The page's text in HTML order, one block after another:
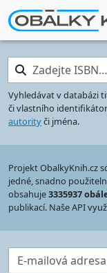
Zadejte ISBN…
Vyhledávat v databázi
či vlastního
autorityči jména.
Projekt ObalkyKnih.cz
jedné, snadno
obsahuje3335937
publikací. Naše API
E-mailová adresa